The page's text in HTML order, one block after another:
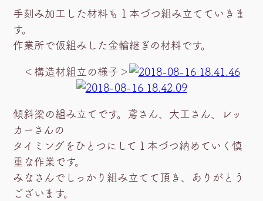
手刻み加工した材料も１本づつ組み立てていきま
す。
作業所で仮組みした金輪継ぎの材料です。
＜構造材組立の様子＞
傾斜梁の組み立てです。鳶さん、大工さん、レッ
カーさんの
タイミングをひとつにして１本づつ納めていく慎
重な作業です。
みなさんでしっかり組み立てて頂き、ありがとう
ございます。